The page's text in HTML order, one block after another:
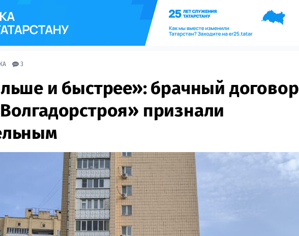
3
и быстрее»: брачный договор
признали